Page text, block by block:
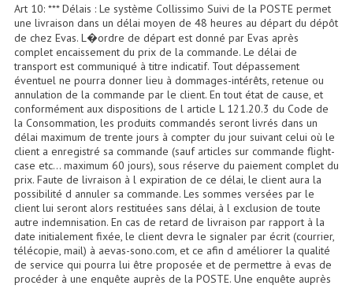
Lumière
Boules À Facettes
Changeurs De Couleurs
Déco Light
Effets LASERS
Laser Multi-Points
Lasers (Effets Volumetriques)
Lasers D'extérieur Multi-Points
Effets Lumineux À Leds
Art 10: *** Délais : Le système Collissimo Suivi de la POSTE permet
une livraison dans un délai moyen de 48 heures au départ du dépôt
de chez Evas. L�ordre de départ est donné par Evas après
complet encaissement du prix de la commande. Le délai de
transport est communiqué à titre indicatif. Tout dépassement
éventuel ne pourra donner lieu à dommages-intérêts, retenue ou
annulation de la commande par le client. En tout état de cause, et
conformément aux dispositions de l article L 121.20.3 du Code de
la Consommation, les produits commandés seront livrés dans un
délai maximum de trente jours à compter du jour suivant celui où le
client a enregistré sa commande (sauf articles sur commande flight-
case etc... maximum 60 jours), sous réserve du paiement complet du
prix. Faute de livraison à l expiration de ce délai, le client aura la
possibilité d annuler sa commande. Les sommes versées par le
client lui seront alors restituées sans délai, à l exclusion de toute
autre indemnisation. En cas de retard de livraison par rapport à la
date initialement fixée, le client devra le signaler par écrit (courrier,
télécopie, mail) à aevas-sono.com, et ce afin d améliorer la qualité
de service qui pourra lui être proposée et de permettre à evas de
procéder à une enquête auprès de la POSTE. Une enquête auprès